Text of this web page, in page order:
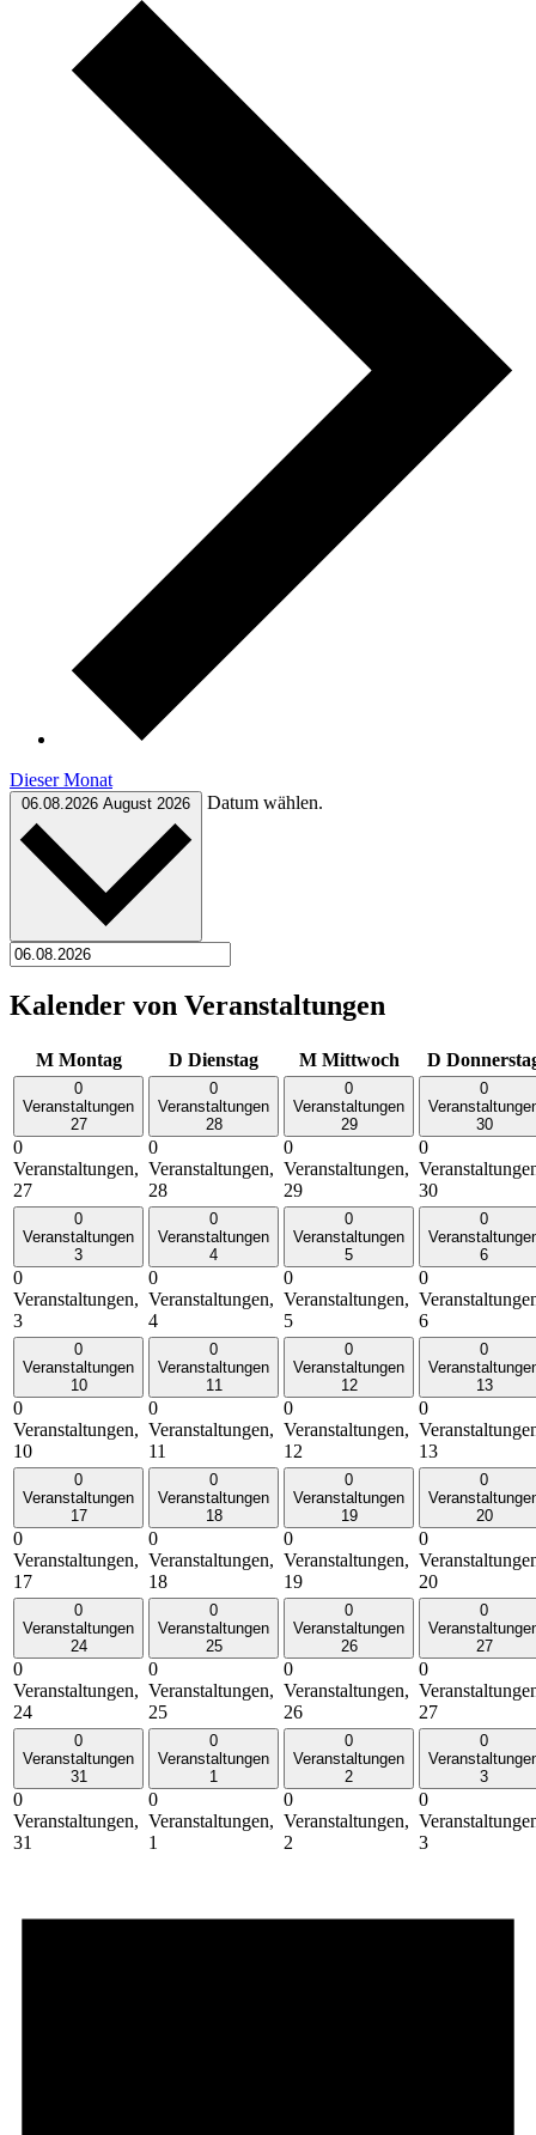
Dieser Monat
06.08.2026 August 2026 Datum wählen.
Kalender von Veranstaltungen
M Montag D Dienstag M Mittwoch D
0
Veranstaltungen
27
0
Veranstaltungen,
27
0
Veranstaltungen
28
0
Veranstaltungen,
28
0
Veranstaltungen
29
0
Veranstaltungen,
29
0
30
0
30
0
Veranstaltungen
3
0
Veranstaltungen,
3
0
Veranstaltungen
4
0
Veranstaltungen,
4
0
Veranstaltungen
5
0
Veranstaltungen,
5
0
6
0
6
0
Veranstaltungen
10
0
Veranstaltungen,
10
0
Veranstaltungen
11
0
Veranstaltungen,
11
0
Veranstaltungen
12
0
Veranstaltungen,
12
0
13
0
13
0
Veranstaltungen
17
0
Veranstaltungen,
17
0
Veranstaltungen
18
0
Veranstaltungen,
18
0
Veranstaltungen
19
0
Veranstaltungen,
19
0
20
0
20
0
Veranstaltungen
24
0
Veranstaltungen,
24
0
Veranstaltungen
25
0
Veranstaltungen,
25
0
Veranstaltungen
26
0
Veranstaltungen,
26
0
27
0
27
0
Veranstaltungen
31
0
Veranstaltungen,
31
0
Veranstaltungen
1
0
Veranstaltungen,
1
0
Veranstaltungen
2
0
Veranstaltungen,
2
0
3
0
3